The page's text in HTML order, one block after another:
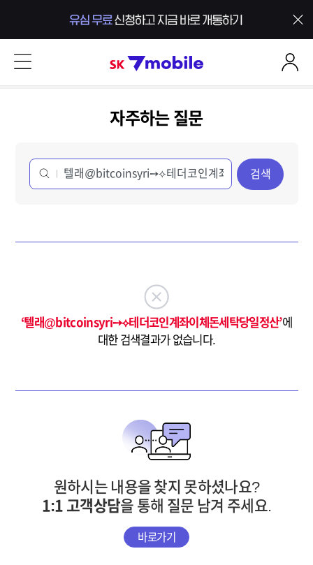
SK 7mobile
자주하는 질문
검색
‘텔래@bitcoinsyri➙⟡테더코인계좌이체돈세탁당일정산’에
대한 검색결과가 없습니다.
원하시는 내용을 찾지 못하셨나요?
1:1 고객상담을 통해 질문 남겨 주세요.
바로가기